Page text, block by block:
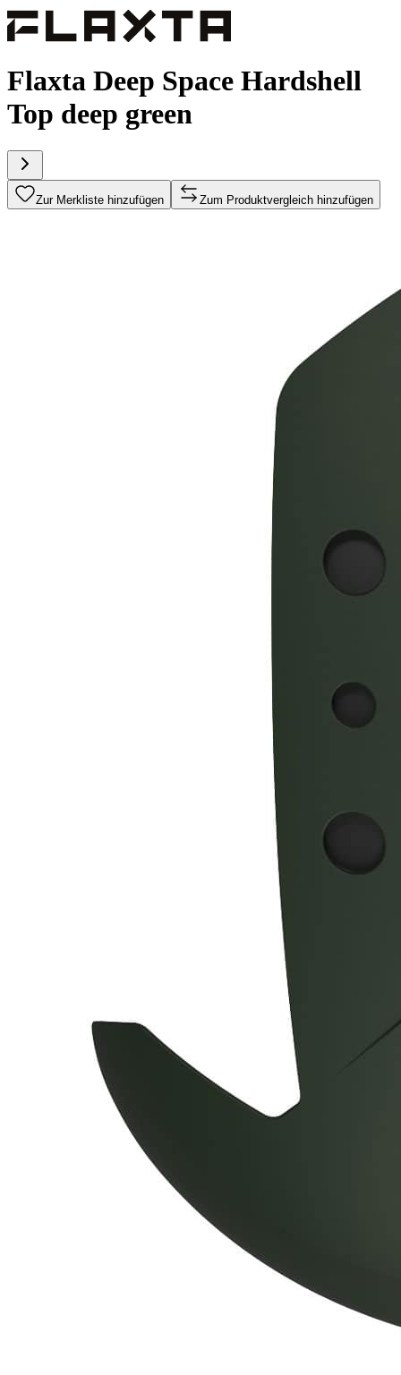
Flaxta Deep Space Hardshell
Top deep green
Zur Merkliste hinzufügen Zum Produktvergleich hinzufügen